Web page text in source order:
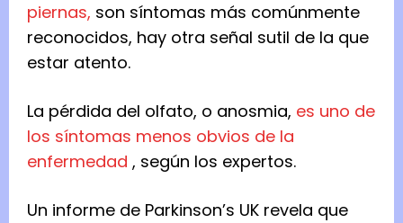
piernas, son síntomas más comúnmente
reconocidos, hay otra señal sutil de la que
estar atento.
La pérdida del olfato, o anosmia, es uno de
los síntomas menos obvios de la
enfermedad , según los expertos.
Un informe de Parkinson’s UK revela que